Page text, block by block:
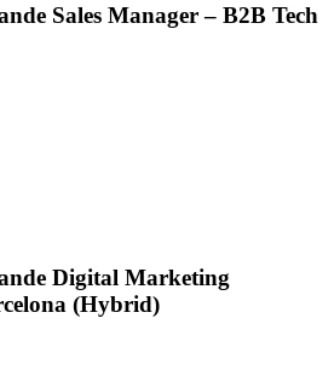
Sales Manager – B2B Tech
Digital Marketing
(Hybrid)